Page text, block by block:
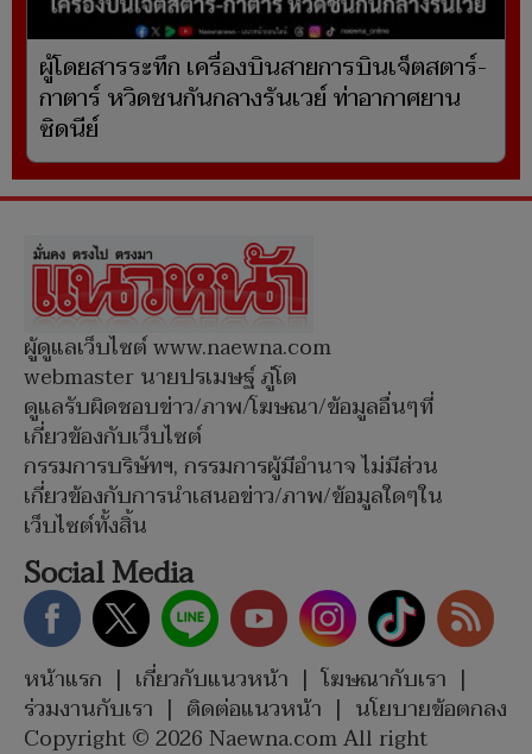
ผู้โดยสารระทึก เครื่องบินสายการบินเจ็ตสตาร์-
กาตาร์ หวิดชนกันกลางรันเวย์ ท่าอากาศยาน
ซิดนีย์
ผู้ดูแลเว็บไซต์ www.naewna.com
webmaster นายปรเมษฐ์ ภู่โต
ดูแลรับผิดชอบข่าว/ภาพ/โฆษณา/ข้อมูลอื่นๆที่
เกี่ยวข้องกับเว็บไซต์
กรรมการบริษัทฯ, กรรมการผู้มีอำนาจ ไม่มีส่วน
เกี่ยวข้องกับการนำเสนอข่าว/ภาพ/ข้อมูลใดๆใน
เว็บไซต์ทั้งสิ้น
Social Media
หน้าแรก | เกี่ยวกับแนวหน้า | โฆษณากับเรา |
ร่วมงานกับเรา | ติดต่อแนวหน้า | นโยบายข้อตกลง
Copyright © 2026 Naewna.com All right